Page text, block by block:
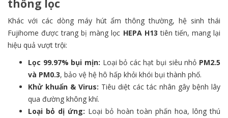
thống lọc
Khác với các dòng máy hút ẩm thông thường, hệ sinh thái
Fujihome được trang bị màng lọc HEPA H13 tiên tiến, mang lại
hiệu quả vượt trội:
Lọc 99.97% bụi mịn: Loại bỏ các hạt bụi siêu nhỏ PM2.5
và PM0.3, bảo vệ hệ hô hấp khỏi khói bụi thành phố.
Khử khuẩn & Virus: Tiêu diệt các tác nhân gây bệnh lây
qua đường không khí.
Loại bỏ dị ứng: Loại bỏ hoàn toàn phấn hoa, lông thú